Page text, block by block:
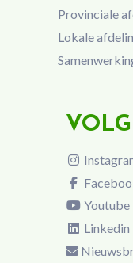
Provinciale
Lokale
Youtube
Linkedin